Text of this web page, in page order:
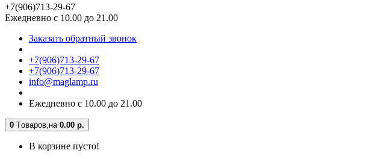
+7(906)713-29-67
Ежедневно с 10.00 до 21.00
Заказать обратный звонок
+7(906)713-29-67
+7(906)713-29-67
info@maglamp.ru
Ежедневно с 10.00 до 21.00
0 Tоваров,на 0.00 р.
В корзине пусто!